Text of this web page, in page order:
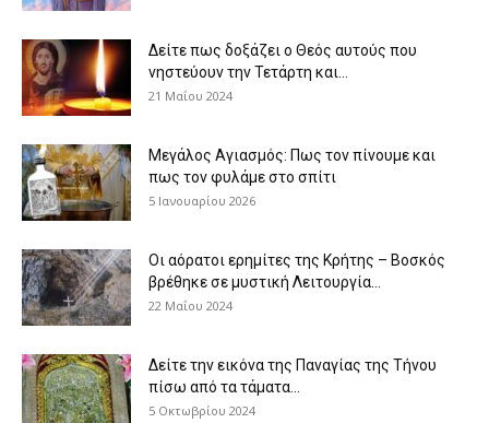
Δείτε πως δοξάζει ο Θεός αυτούς που
νηστεύουν την Τετάρτη και...
21 Μαΐου 2024
Μεγάλος Αγιασμός: Πως τον πίνουμε και
πως τον φυλάμε στο σπίτι
5 Ιανουαρίου 2026
Οι αόρατοι ερημίτες της Κρήτης – Βοσκός
βρέθηκε σε μυστική Λειτουργία...
22 Μαΐου 2024
Δείτε την εικόνα της Παναγίας της Τήνου
πίσω από τα τάματα...
5 Οκτωβρίου 2024